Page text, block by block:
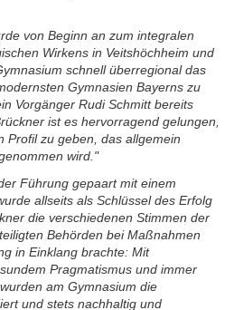
von Beginn an zum integralen
Wirkens in Veitshöchheim und
schnell überregional das
Gymnasien Bayerns zu
Vorgänger Rudi Schmitt bereits
ist es hervorragend gelungen,
Profil zu geben, das allgemein
wird."
Führung gepaart mit einem
allseits als Schlüssel des Erfolg
die verschiedenen Stimmen der
Behörden bei Maßnahmen
in Einklang brachte: Mit
Pragmatismus und immer
am Gymnasium die
und stets nachhaltig und